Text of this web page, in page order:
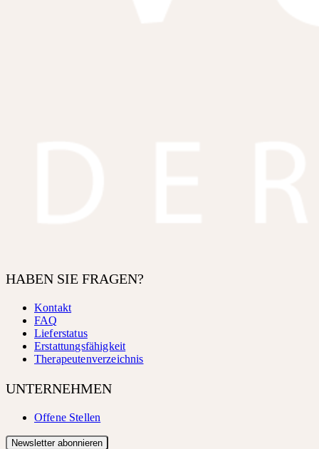
HABEN SIE FRAGEN?
Kontakt
FAQ
Lieferstatus
Erstattungsfähigkeit
Therapeutenverzeichnis
UNTERNEHMEN
Offene Stellen
Newsletter abonnieren